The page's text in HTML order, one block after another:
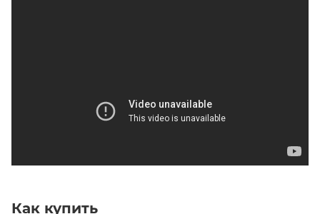
Как купить